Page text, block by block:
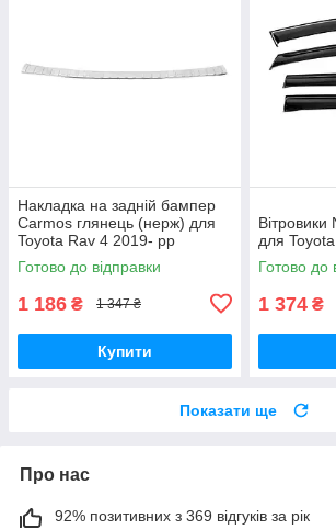
Накладка на задній бампер
Carmos глянець (нерж) для
Toyota Rav 4 2019- рр
Готово до відправки
1 186 ₴ 1 347 ₴
Купити
для
Готово до
1 374 ₴
Показати ще
Про нас
92% позитивних з 369 відгуків за рік